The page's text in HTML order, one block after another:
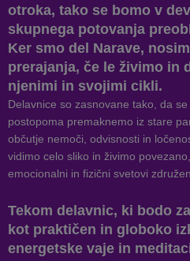
otroka, tako se bomo v
skupnega potovanja
Ker smo del Narave,
prerajanja, če le živimo in
njenimi in svojimi cikli.
Delavnice so zasnovane tako, da
postopoma premaknemo iz stare
občutje nemoči, odvisnosti in
vidimo celo sliko in živimo
emocionalni in fizični svetovi
Tekom delavnic, ki bodo
kot praktičen in globoko
energetske vaje in